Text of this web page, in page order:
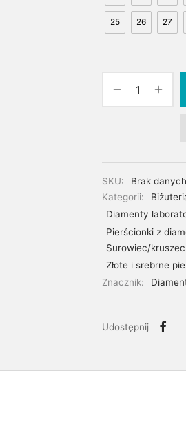
25 26 27
SKU:
Brak danych
Kategorii:
Diamenty
Pierścionki z
Surowiec/kruszec
Złote i srebrne
Znacznik:
Udostępnij